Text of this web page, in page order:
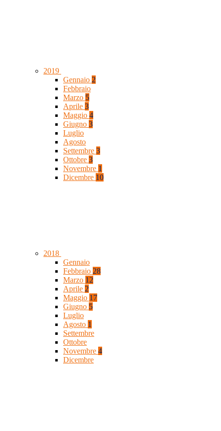
2019
Gennaio 2
Febbraio
Marzo 5
Aprile 3
Maggio 4
Giugno 3
Luglio
Agosto
Settembre 3
Ottobre 3
Novembre 1
Dicembre 10
2018
Gennaio
Febbraio 28
Marzo 12
Aprile 2
Maggio 17
Giugno 5
Luglio
Agosto 1
Settembre
Ottobre
Novembre 4
Dicembre